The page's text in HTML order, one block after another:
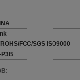
FCC/SGS ISO9000
P3B